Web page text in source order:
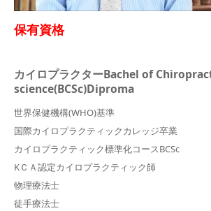
保有資格
カイロプラクターBachel of
science(BCSc)Diproma
世界保健機構(WHO)基準
国際カイロプラクティックカレッジ卒業
カイロプラクティック標準化コースBCSc
KＣＡ認定カイロプラクティック師
物理療法士
徒手療法士